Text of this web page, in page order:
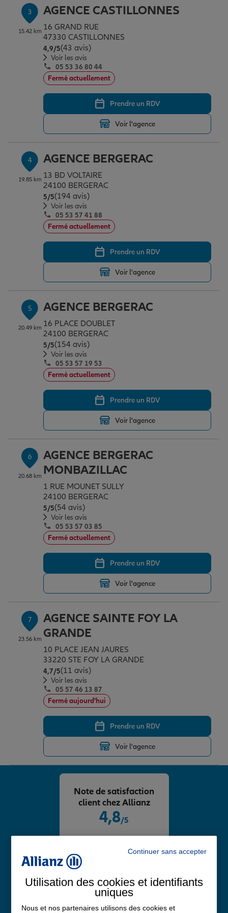
Garantie des accidents de la vie
Assurance scolaire
Protection juridique
Retraite
Tous nos devis d'assurance
3
15.42 km
AGENCE CASTILLONNES
16 GRAND RUE
47330 CASTILLONNES
4,9/5Note de 4.9 sur 5
(43 avis)
Voir les avis
05 53 36 80 44
Fermé actuellement
Prendre un RDV
Voir l'agence
4
19.85 km
AGENCE BERGERAC
13 BD VOLTAIRE
24100 BERGERAC
5/5Note de 5 sur 5
(194 avis)
Voir les avis
05 53 57 41 88
Fermé actuellement
Prendre un RDV
Voir l'agence
5
20.49 km
AGENCE BERGERAC
16 PLACE DOUBLET
24100 BERGERAC
5/5Note de 5 sur 5
(154 avis)
Voir les avis
05 53 57 19 53
Fermé actuellement
Prendre un RDV
Voir l'agence
6
20.68 km
AGENCE BERGERAC
MONBAZILLAC
1 RUE MOUNET SULLY
24100 BERGERAC
5/5Note de 5 sur 5
(54 avis)
Voir les avis
05 53 57 03 85
Fermé actuellement
Prendre un RDV
Voir l'agence
7
23.56 km
AGENCE SAINTE FOY LA
GRANDE
10 PLACE JEAN JAURES
33220 STE FOY LA GRANDE
4,7/5Note de 4.7 sur 5
(11 avis)
Voir les avis
05 57 46 13 87
Fermé aujourd'hui
Prendre un RDV
Voir l'agence
4,8/5
Note de satisfaction
client chez Allianz
Continuer sans accepter
Utilisation des cookies et identifiants
uniques
Nous et nos partenaires utilisons des cookies et